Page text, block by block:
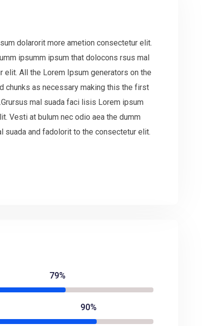
dolarorit more ametion consectetur elit.
ipsumm ipsum that dolocons rsus mal
All the Lorem Ipsum generators on the
chunks as necessary making this the first
mal suada faci lisis Lorem ipsum
Vesti at bulum nec odio aea the dumm
suada and fadolorit to the consectetur elit.